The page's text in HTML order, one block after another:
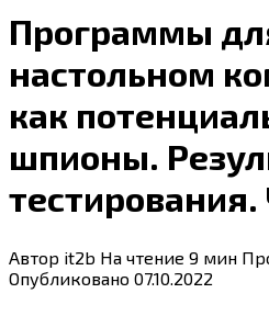
Программы
настольном
как
шпионы.
Автор it2b На чтение 9 мин
Опубликовано 07.10.2022